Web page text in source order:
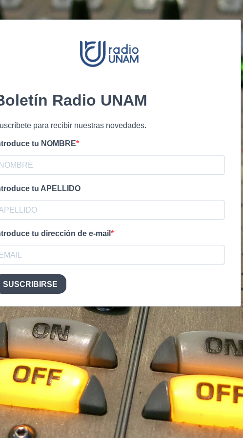
Radio UNAM
para recibir nuestras novedades.
tu NOMBRE
tu APELLIDO
tu dirección de e-mail
SUSCRIBIRSE